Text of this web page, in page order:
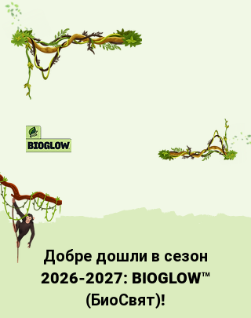
Добре дошли в сезон
2026-2027: BIOGLOW™
(БиоСвят)!